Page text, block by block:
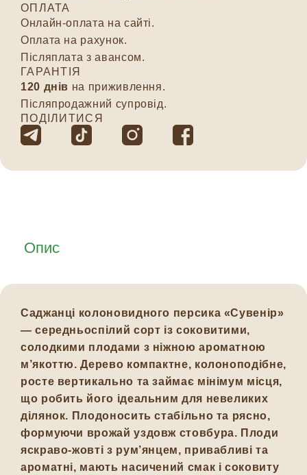
ОПЛАТА
Онлайн-оплата на сайті.
Оплата на рахунок.
Післяплата з авансом.
ГАРАНТІЯ
120 днів на приживлення.
Післяпродажний супровід.
ПОДІЛИТИСЯ
Опис
Саджанці колоновидного персика «Сувенір»
— середньоспілий сорт із соковитими,
солодкими плодами з ніжною ароматною
м’якоттю. Дерево компактне, колоноподібне,
росте вертикально та займає мінімум місця,
що робить його ідеальним для невеликих
ділянок. Плодоносить стабільно та рясно,
формуючи врожай уздовж стовбура. Плоди
яскраво-жовті з рум’янцем, привабливі та
ароматні, мають насичений смак і соковиту